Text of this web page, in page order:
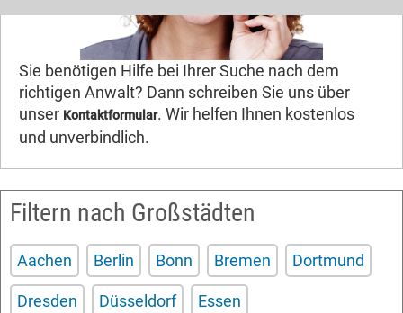
Sie benötigen Hilfe bei Ihrer Suche nach dem
richtigen Anwalt? Dann schreiben Sie uns über
unser Kontaktformular. Wir helfen Ihnen kostenlos
und unverbindlich.
Filtern nach Großstädten
Aachen Berlin Bonn Bremen Dortmund
Dresden Düsseldorf Essen